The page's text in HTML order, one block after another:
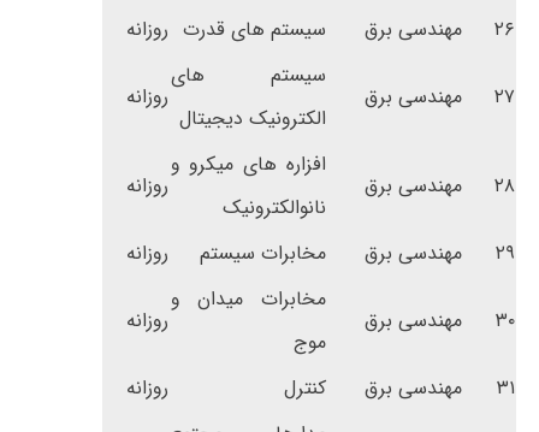
۲۶ مهندسی برق سیستم های قدرت روزانه
۲۷ مهندسی برق
سیستم های
الکترونیک دیجیتال
روزانه
۲۸ مهندسی برق
افزاره های میکرو و
نانوالکترونیک
روزانه
۲۹ مهندسی برق مخابرات سیستم روزانه
۳۰ مهندسی برق
مخابرات میدان و
موج
روزانه
۳۱ مهندسی برق کنترل روزانه